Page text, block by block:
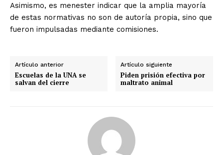
Asimismo, es menester indicar que la amplia mayoría
de estas normativas no son de autoría propia, sino que
fueron impulsadas mediante comisiones.
Artículo anterior
Escuelas de la UNA se
salvan del cierre
Artículo siguiente
Piden prisión efectiva por
maltrato animal